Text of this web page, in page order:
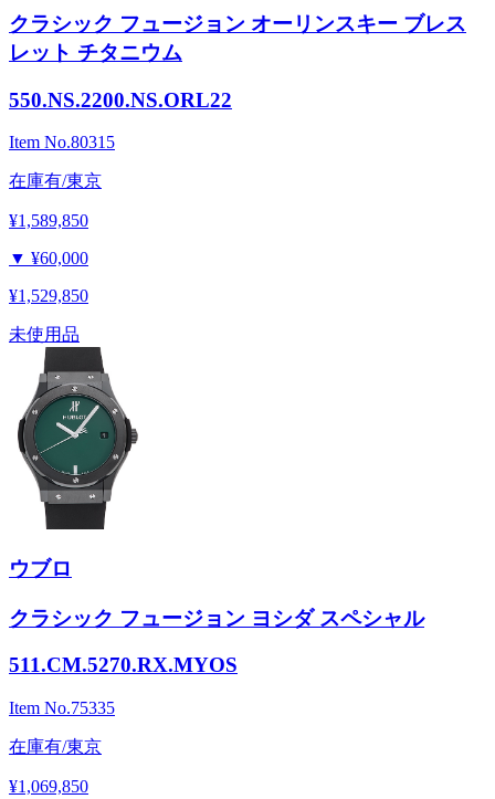
クラシック フュージョン オーリンスキー ブレス
レット チタニウム
550.NS.2200.NS.ORL22
Item No.80315
在庫有/東京
¥1,589,850
▼ ¥60,000
¥1,529,850
未使用品
ウブロ
クラシック フュージョン ヨシダ スペシャル
511.CM.5270.RX.MYOS
Item No.75335
在庫有/東京
¥1,069,850